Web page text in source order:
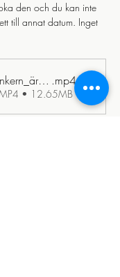
den och du kan inte
till annat datum. Inget
.mp4
• 12.65MB